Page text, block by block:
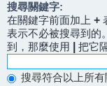
搜尋關鍵字:
在關鍵字前面加上 +
表示不必被搜尋到的
到，那麼使用
把它
搜尋符合以上所